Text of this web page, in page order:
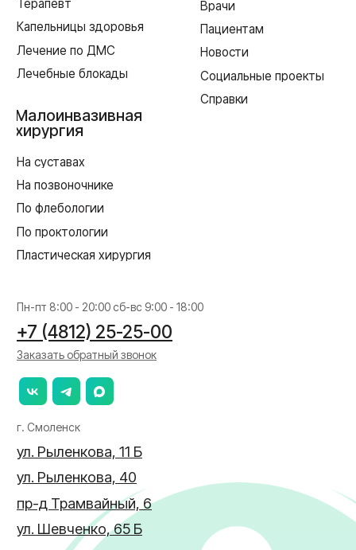
ул. Говорова, 85
ИМЕЮТСЯ ПРОТИВОПОКАЗАНИЯ,
НЕОБХОДИМА КОНСУЛЬТАЦИЯ СПЕЦИАЛИСТА
Лицензия Л041-01128-67/00331765 от 28.05.2019 г. и Л041-
01128-67/00637993 от 17.01.2023 г. выдана Департаментом
Создание сайта
Согласие на обработку персональных данных
Реквизиты